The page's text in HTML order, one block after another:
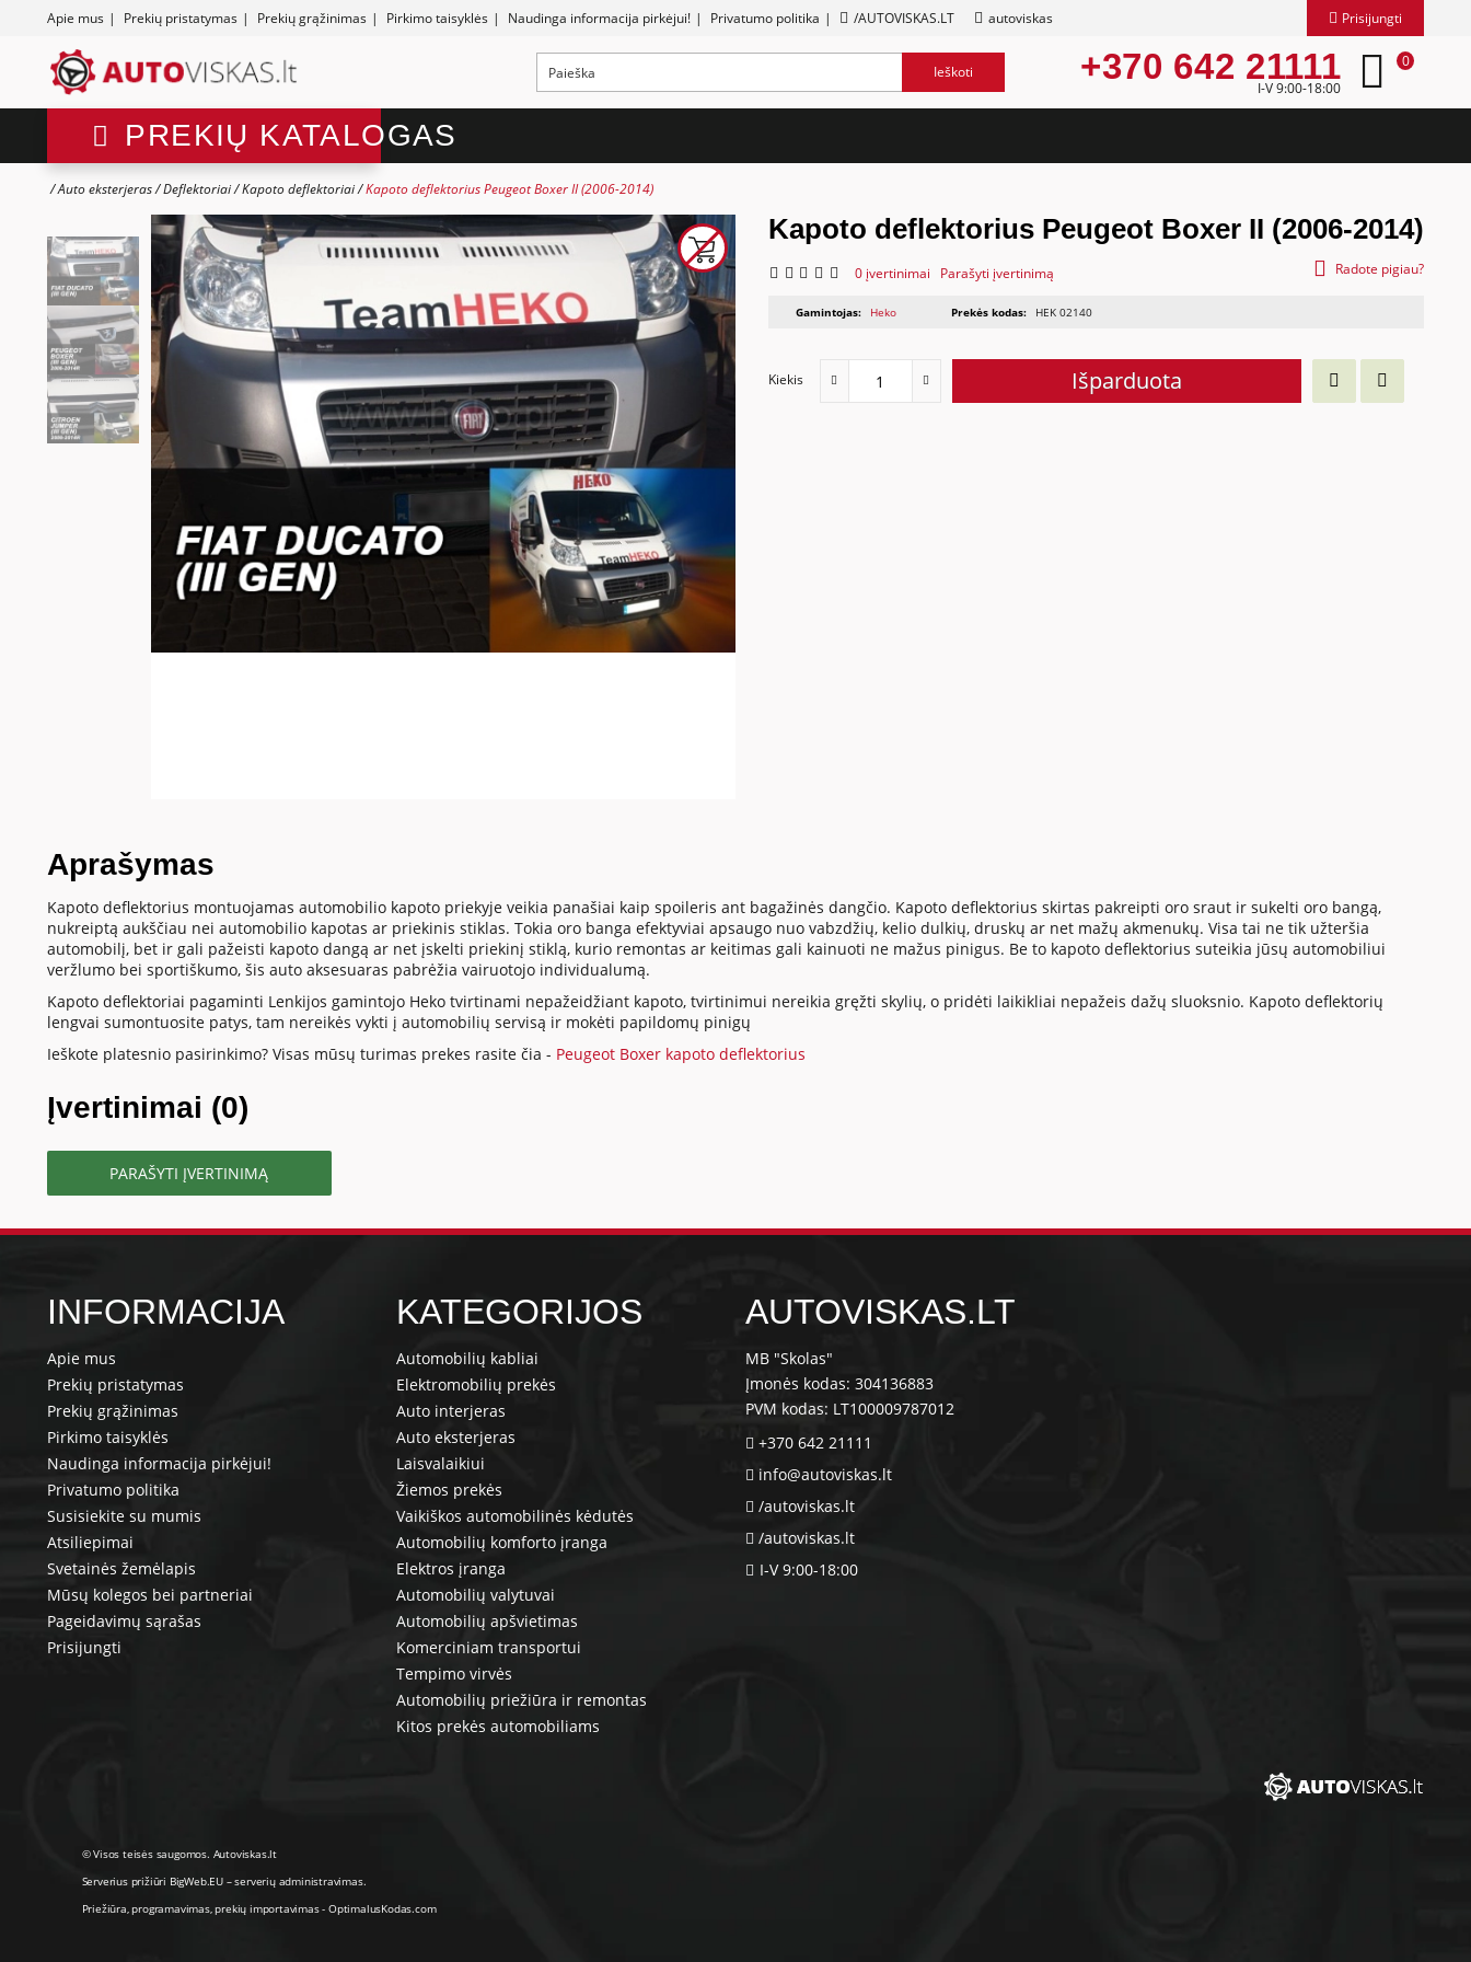
Apie mus | Prekių pristatymas | Prekių grąžinimas | Pirkimo taisyklės | Naudinga informacija pirkėjui! | Privatumo politika | /AUTOVISKAS.LT autoviskas Prisijungti
Ieškoti +370 642 21111
I-V 9:00-18:00
0
PREKIŲ KATALOGAS
Auto eksterjeras Deflektoriai Kapoto deflektoriai Kapoto deflektorius Peugeot Boxer II (2006-2014)
Kapoto deflektorius Peugeot Boxer II (2006-2014)
0 įvertinimai Parašyti įvertinimą Radote pigiau?
Gamintojas: Heko Prekės kodas: HEK 02140
Kiekis Išparduota
Aprašymas
Kapoto deflektorius montuojamas automobilio kapoto priekyje veikia panašiai kaip spoileris ant bagažinės dangčio. Kapoto deflektorius skirtas pakreipti oro sraut ir sukelti oro bangą,
nukreiptą aukščiau nei automobilio kapotas ar priekinis stiklas. Tokia oro banga efektyviai apsaugo nuo vabzdžių, kelio dulkių, druskų ar net mažų akmenukų. Visa tai ne tik užteršia
automobilį, bet ir gali pažeisti kapoto dangą ar net įskelti priekinį stiklą, kurio remontas ar keitimas gali kainuoti ne mažus pinigus. Be to kapoto deflektorius suteikia jūsų automobiliui
veržlumo bei sportiškumo, šis auto aksesuaras pabrėžia vairuotojo individualumą.
Kapoto deflektoriai pagaminti Lenkijos gamintojo Heko tvirtinami nepažeidžiant kapoto, tvirtinimui nereikia gręžti skylių, o pridėti laikikliai nepažeis dažų sluoksnio. Kapoto deflektorių
lengvai sumontuosite patys, tam nereikės vykti į automobilių servisą ir mokėti papildomų pinigų
Ieškote platesnio pasirinkimo? Visas mūsų turimas prekes rasite čia - Peugeot Boxer kapoto deflektorius
Įvertinimai (0)
PARAŠYTI ĮVERTINIMĄ
INFORMACIJA
Apie mus
Prekių pristatymas
Prekių grąžinimas
Pirkimo taisyklės
Naudinga informacija pirkėjui!
Privatumo politika
Susisiekite su mumis
Atsiliepimai
Svetainės žemėlapis
Mūsų kolegos bei partneriai
Pageidavimų sąrašas
Prisijungti
KATEGORIJOS
Automobilių kabliai
Elektromobilių prekės
Auto interjeras
Auto eksterjeras
Laisvalaikiui
Žiemos prekės
Vaikiškos automobilinės kėdutės
Automobilių komforto įranga
Elektros įranga
Automobilių valytuvai
Automobilių apšvietimas
Komerciniam transportui
Tempimo virvės
Automobilių priežiūra ir remontas
Kitos prekės automobiliams
AUTOVISKAS.LT
MB "Skolas"
Įmonės kodas: 304136883
PVM kodas: LT100009787012
+370 642 21111
info@autoviskas.lt
/autoviskas.lt
/autoviskas.lt
I-V 9:00-18:00
© Visos teisės saugomos. Autoviskas.lt
Serverius prižiūri BigWeb.EU–serverių administravimas.
Priežiūra, programavimas,prekių importavimas- OptimalusKodas.com